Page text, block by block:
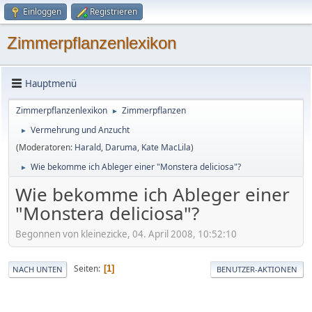
Einloggen Registrieren
Zimmerpflanzenlexikon
Hauptmenü
Zimmerpflanzenlexikon ► Zimmerpflanzen
►
Vermehrung und Anzucht
(Moderatoren: Harald, Daruma, Kate MacLila)
► Wie bekomme ich Ableger einer "Monstera deliciosa"?
Wie bekomme ich Ableger einer
"Monstera deliciosa"?
Begonnen von kleinezicke, 04. April 2008, 10:52:10
NACH UNTEN Seiten 1 BENUTZER-AKTIONEN